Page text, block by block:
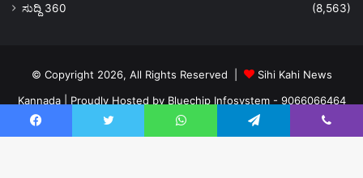
ಸುದ್ದಿ 360
(8,563)
© Copyright 2026, All Rights Reserved |
Sihi Kahi News
Kannada| Proudly Hosted by Bluechip Infosystem - 9066066464
About US
Privacy Policy Ads Policy
Terms and Conditions
Facebook Twitter WhatsApp Telegram Viber